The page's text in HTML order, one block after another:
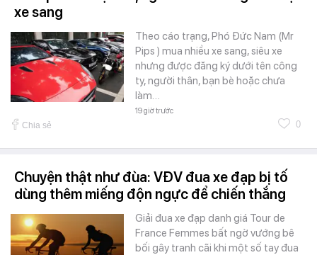
xe sang
Theo cáo trạng, Phó Đức Nam (Mr
Pips ) mua nhiều xe sang, siêu xe
nhưng được đăng ký dưới tên công
ty, người thân, bạn bè hoặc chưa
làm…
19 giờ trước
Chia sẻ 0
Chuyện thật như đùa: VĐV đua xe đạp bị tố
dùng thêm miếng độn ngực để chiến thắng
Giải đua xe đạp danh giá Tour de
France Femmes bất ngờ vướng bê
bối gây tranh cãi khi một số tay đua